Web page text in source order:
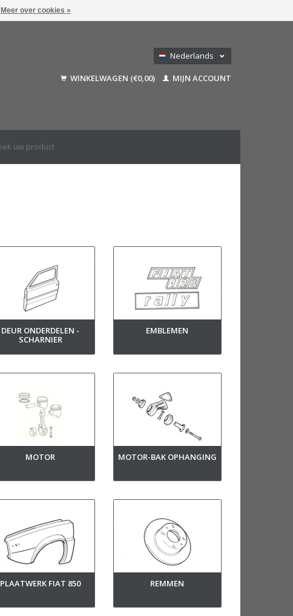
Nederlands
Français
WINKELWAGEN (€0,00) MIJN ACCOUNT
DEUR ONDERDELEN -
SCHARNIER
EMBLEMEN
MOTOR MOTOR-BAK OPHANGING
PLAATWERK FIAT 850 REMMEN
Meer over cookies »